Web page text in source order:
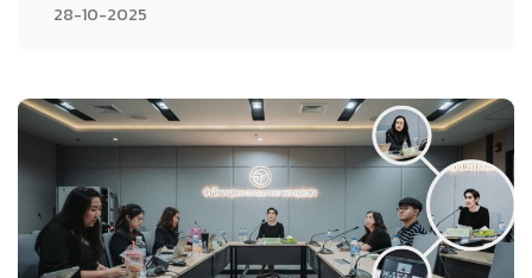
28-10-2025